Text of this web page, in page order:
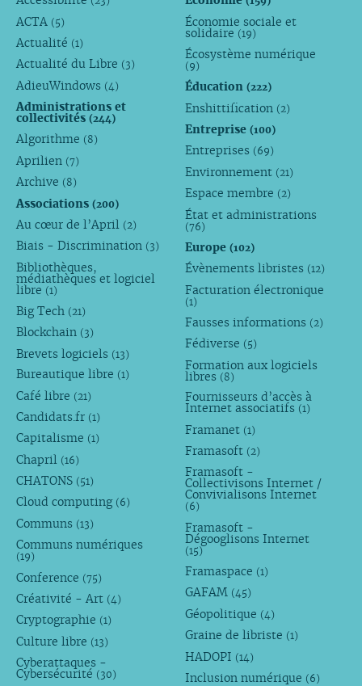
ACTA (5)
Actualité (1)
Actualité du Libre (3)
AdieuWindows (4)
Administrations et
collectivités (244)
Algorithme (8)
Aprilien (7)
Archive (8)
Associations (200)
Au cœur de l’April (2)
Biais - Discrimination (3)
Bibliothèques,
médiathèques et logiciel
libre (1)
Big Tech (21)
Blockchain (3)
Brevets logiciels (13)
Bureautique libre (1)
Café libre (21)
Candidats.fr (1)
Capitalisme (1)
Chapril (16)
CHATONS (51)
Cloud computing (6)
Communs (13)
Communs numériques
(19)
Conference (75)
Créativité - Art (4)
Cryptographie (1)
Culture libre (13)
Cyberattaques -
Cybersécurité (30)
Économie sociale et
solidaire (19)
Écosystème numérique
(9)
Éducation(222)
Enshittification (2)
Entreprise(100)
Entreprises (69)
Environnement (21)
Espace membre (2)
État et administrations
(76)
Europe(102)
Évènements libristes (12)
Facturation électronique
(1)
Fausses informations (2)
Fédiverse (5)
Formation aux logiciels
libres (8)
Fournisseurs d’accès à
Internet associatifs (1)
Framanet (1)
Framasoft (2)
Framasoft -
Collectivisons Internet /
Convivialisons Internet
(6)
Framasoft -
Dégooglisons Internet
(15)
Framaspace (1)
GAFAM (45)
Géopolitique (4)
Graine de libriste (1)
HADOPI (14)
Inclusion numérique (6)